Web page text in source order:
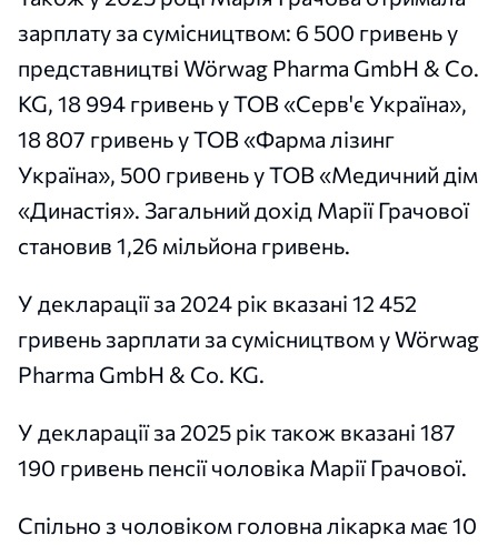
зарплату за сумісництвом: 6 500 гривень у
представництві Wörwag Pharma GmbH & Co.
KG, 18 994 гривень у ТОВ «Серв'є Україна»,
18 807 гривень у ТОВ «Фарма лізинг
Україна», 500 гривень у ТОВ «Медичний дім
«Династія». Загальний дохід Марії Грачової
становив 1,26 мільйона гривень.
У декларації за 2024 рік вказані 12 452
гривень зарплати за сумісництвом у Wörwag
Pharma GmbH & Co. KG.
У декларації за 2025 рік також вказані 187
190 гривень пенсії чоловіка Марії Грачової.
Спільно з чоловіком головна лікарка має 10